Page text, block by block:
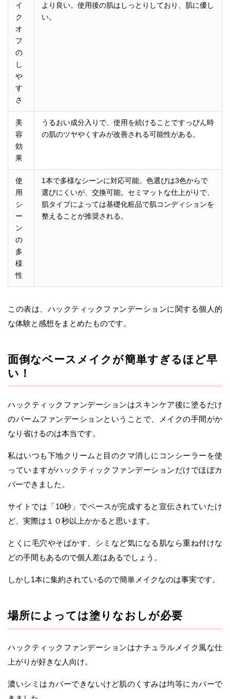
イ
ク
オ
フ
の
し
や
す
さ
より良い。使用後の肌はしっとりしており、肌に優し
い。
美
容
効
果
うるおい成分入りで、使用を続けることですっぴん時
の肌のツヤやくすみが改善される可能性がある。
使
用
シ
ー
ン
の
多
様
性
1本で多様なシーンに対応可能。色選びは3色からで
選びにくいが、交換可能。セミマットな仕上がりで、
肌タイプによっては基礎化粧品で肌コンディションを
整えることが推奨される。
この表は、ハックティックファンデーションに関する個人的
な体験と感想をまとめたものです。
面倒なベースメイクが簡単すぎるほど早
い！
ハックティックファンデーションはスキンケア後に塗るだけ
のバームファンデーションということで、メイクの手間がか
なり省けるのは本当です。
私はいつも下地クリームと目のクマ消しにコンシーラーを使
っていますがハックティックファンデーションだけでほぼカ
バーできました。
サイトでは「10秒」でベースが完成すると宣伝されていたけ
ど、実際は１０秒以上かかると思います。
とくに毛穴やそばかす、シミなど気になる肌なら重ね付けな
どの手間もあるので個人差はあるでしょう。
しかし1本に集約されているので簡単メイクなのは事実です。
場所によっては塗りなおしが必要
ハックティックファンデーションはナチュラルメイク風な仕
上がりが好きな人向け。
濃いシミはカバーできないけど肌のくすみは均等にカバーで